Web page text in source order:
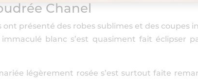
Chanel
présenté des robes sublimes et des coupes
blanc s’est quasiment fait éclipser
légèrement rosée s’est surtout faite